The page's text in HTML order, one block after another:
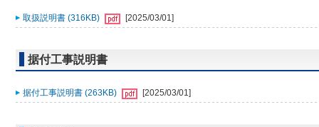
取扱説明書 (316KB) [2025/03/01]
据付工事説明書
据付工事説明書 (263KB) [2025/03/01]